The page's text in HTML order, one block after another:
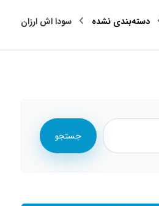
دسته‌بندی نشده سودا اش ارزان
جستجو